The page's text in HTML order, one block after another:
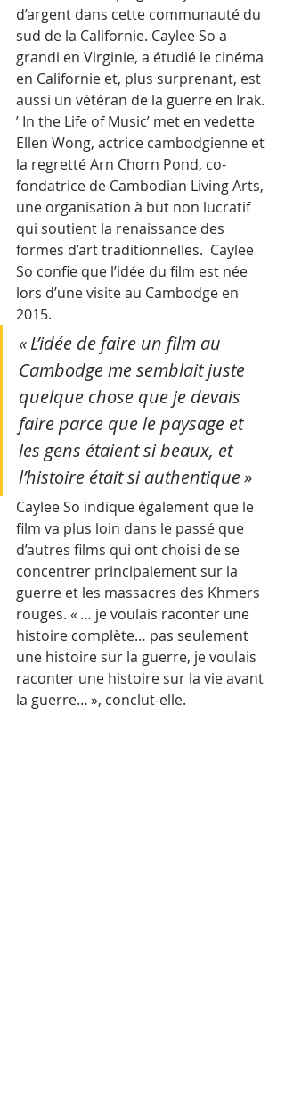
d’argent dans cette communauté du
sud de la Californie. Caylee So a
grandi en Virginie, a étudié le cinéma
en Californie et, plus surprenant, est
aussi un vétéran de la guerre en Irak.
’ In the Life of Music’ met en vedette
Ellen Wong, actrice cambodgienne et
la regretté Arn Chorn Pond, co-
fondatrice de Cambodian Living Arts,
une organisation à but non lucratif
qui soutient la renaissance des
formes d’art traditionnelles.  Caylee
So confie que l’idée du film est née
lors d’une visite au Cambodge en
2015.
« L’idée de faire un film au
Cambodge me semblait juste
quelque chose que je devais
faire parce que le paysage et
les gens étaient si beaux, et
l’histoire était si authentique »
Caylee So indique également que le
film va plus loin dans le passé que
d’autres films qui ont choisi de se
concentrer principalement sur la
guerre et les massacres des Khmers
rouges. « … je voulais raconter une
histoire complète… pas seulement
une histoire sur la guerre, je voulais
raconter une histoire sur la vie avant
la guerre… », conclut-elle.